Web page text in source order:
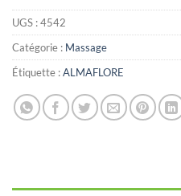
UGS :4542
Catégorie : Massage
Étiquette :ALMAFLORE